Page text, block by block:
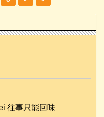
往事只能回味